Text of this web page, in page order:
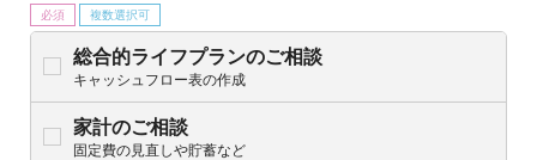
必須 複数選択可
総合的ライフプランのご相談
キャッシュフロー表の作成
家計のご相談
固定費の見直しや貯蓄など